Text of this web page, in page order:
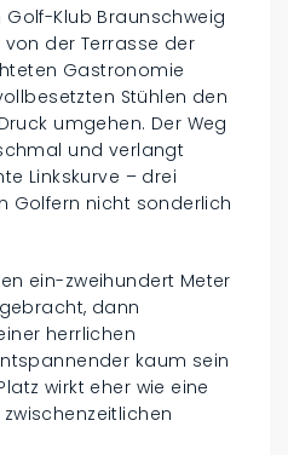
Klub Braunschweig
der Terrasse der
Gastronomie
Stühlen den
umgehen. Der Weg
und verlangt
Linkskurve – drei
Golfern nicht sonderlich
ein-zweihundert Meter
dann
herrlichen
kaum sein
wirkt eher wie eine